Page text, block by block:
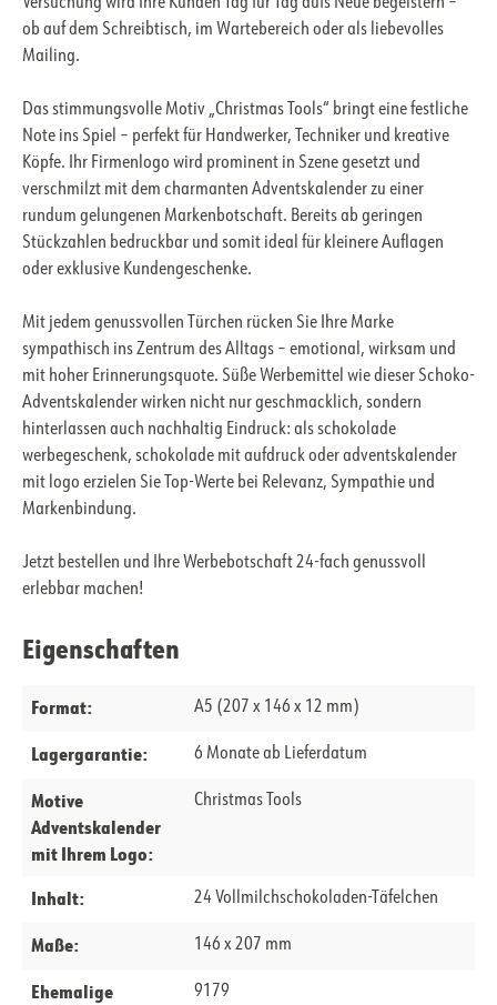
Versuchung wird Ihre Kunden Tag für Tag aufs Neue begeistern –
ob auf dem Schreibtisch, im Wartebereich oder als liebevolles
Mailing.
Das stimmungsvolle Motiv „Christmas Tools“ bringt eine festliche
Note ins Spiel – perfekt für Handwerker, Techniker und kreative
Köpfe. Ihr Firmenlogo wird prominent in Szene gesetzt und
verschmilzt mit dem charmanten Adventskalender zu einer
rundum gelungenen Markenbotschaft. Bereits ab geringen
Stückzahlen bedruckbar und somit ideal für kleinere Auflagen
oder exklusive Kundengeschenke.
Mit jedem genussvollen Türchen rücken Sie Ihre Marke
sympathisch ins Zentrum des Alltags – emotional, wirksam und
mit hoher Erinnerungsquote. Süße Werbemittel wie dieser Schoko-
Adventskalender wirken nicht nur geschmacklich, sondern
hinterlassen auch nachhaltig Eindruck: als schokolade
werbegeschenk, schokolade mit aufdruck oder adventskalender
mit logo erzielen Sie Top-Werte bei Relevanz, Sympathie und
Markenbindung.
Jetzt bestellen und Ihre Werbebotschaft 24-fach genussvoll
erlebbar machen!
Eigenschaften
Format: A5 (207 x 146 x 12 mm)
Lagergarantie: 6 Monate ab Lieferdatum
Motive
Adventskalender
mit Ihrem Logo:
Christmas Tools
Inhalt: 24 Vollmilchschokoladen-Täfelchen
Maße: 146 x 207 mm
Ehemalige
9179